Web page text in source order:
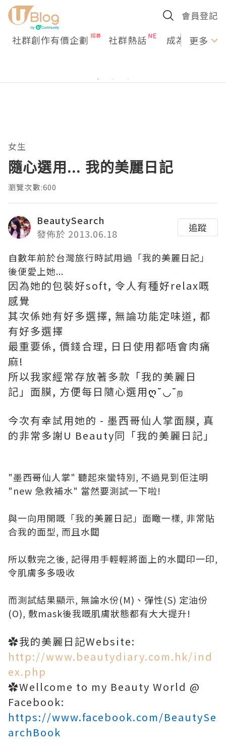
會員登記
社群創作有價企劃 社群熱話 成為U更多
女生
隨心選用... 我的美麗日記
瀏覽次數:600
BeautySearch
發佈於 2013.06.18
追蹤
自數年前於台灣旅行時試用過「我的美麗日記」
後便愛上她...
因為她的包裝好soft, 令人有種好relax嘅
感覺
其次係她有好多選擇, 無論功能定味道, 都
有好多選擇
最重要係, 價錢合理, 日日使用都唔會肉痛
麻!
所以我家經常存放著多款「我的美麗日
記」面膜, 方便每日隨心選用ღ˘◡˘ற
今次有幸試用她的 - 墨西哥仙人掌面膜, 真
的非常多謝U Beauty同「我的美麗日記」
"墨西哥仙人掌" 聽起來蠻特別, 不過見到佢注明
"new 急救補水" 當然要測試一下啦!
與一向用開嘅「我的美麗日記」面瞰一樣, 非常貼
合我的面型, 而且水閮
所以敷完之後, 記得用手輕輕將面上的水閮印一印,
令肌膚多多吸收
而測試結果顯示, 無論水份(M)、彈性(S) 定油份
(O), 敷mask後我嘅肌膚狀態都有大大提升!
✿我的美麗日記Website:
http://www.beautydiary.com.hk/ind
ex.php
✿Wellcome to my Beauty World @
Facebook:
https://www.facebook.com/BeautySe
archBook